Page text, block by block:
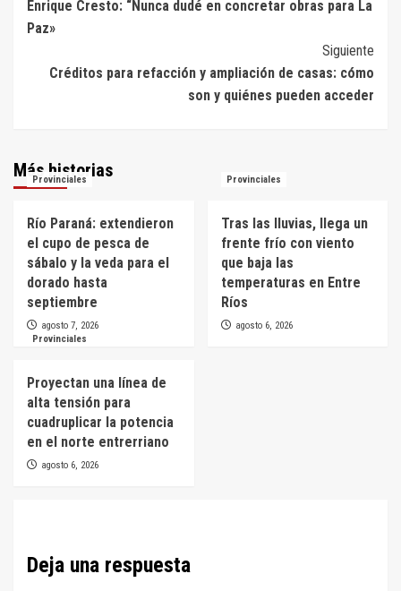
de
Enrique Cresto: “Nunca dudé en concretar obras para La
Paz»
Siguiente
Créditos para refacción y ampliación de casas: cómo
son y quiénes pueden acceder
Más historias
Provinciales
Río Paraná: extendieron
el cupo de pesca de
sábalo y la veda para el
dorado hasta
septiembre
agosto 7, 2026
Provinciales
Tras las lluvias, llega un
frente frío con viento
que baja las
temperaturas en Entre
Ríos
agosto 6, 2026
Provinciales
Proyectan una línea de
alta tensión para
cuadruplicar la potencia
en el norte entrerriano
agosto 6, 2026
Deja una respuesta